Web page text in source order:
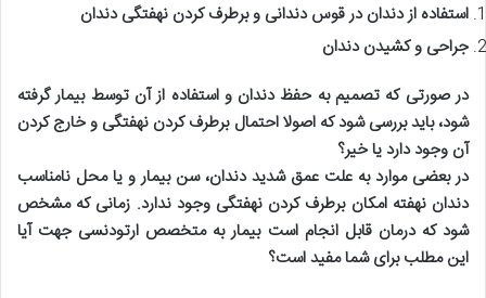
استفاده از دندان در قوس دندانی و برطرف کردن نهفتگی دندان
جراحی و کشیدن دندان
در صورتی که تصمیم به حفظ دندان و استفاده از آن توسط بیمار گرفته
شود، باید بررسی شود که اصولا احتمال برطرف کردن نهفتگی و خارج کردن
آن وجود دارد یا خیر؟
در بعضی موارد به علت عمق شدید دندان، سن بیمار و یا محل نامناسب
دندان نهفته امکان برطرف کردن نهفتگی وجود ندارد. زمانی که مشخص
شود که درمان قابل انجام است بیمار به متخصص ارتودنسی جهتآیا
این مطلب برای شما مفید است؟